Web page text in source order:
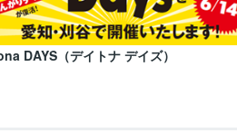
DAYS（デイトナ デイズ）